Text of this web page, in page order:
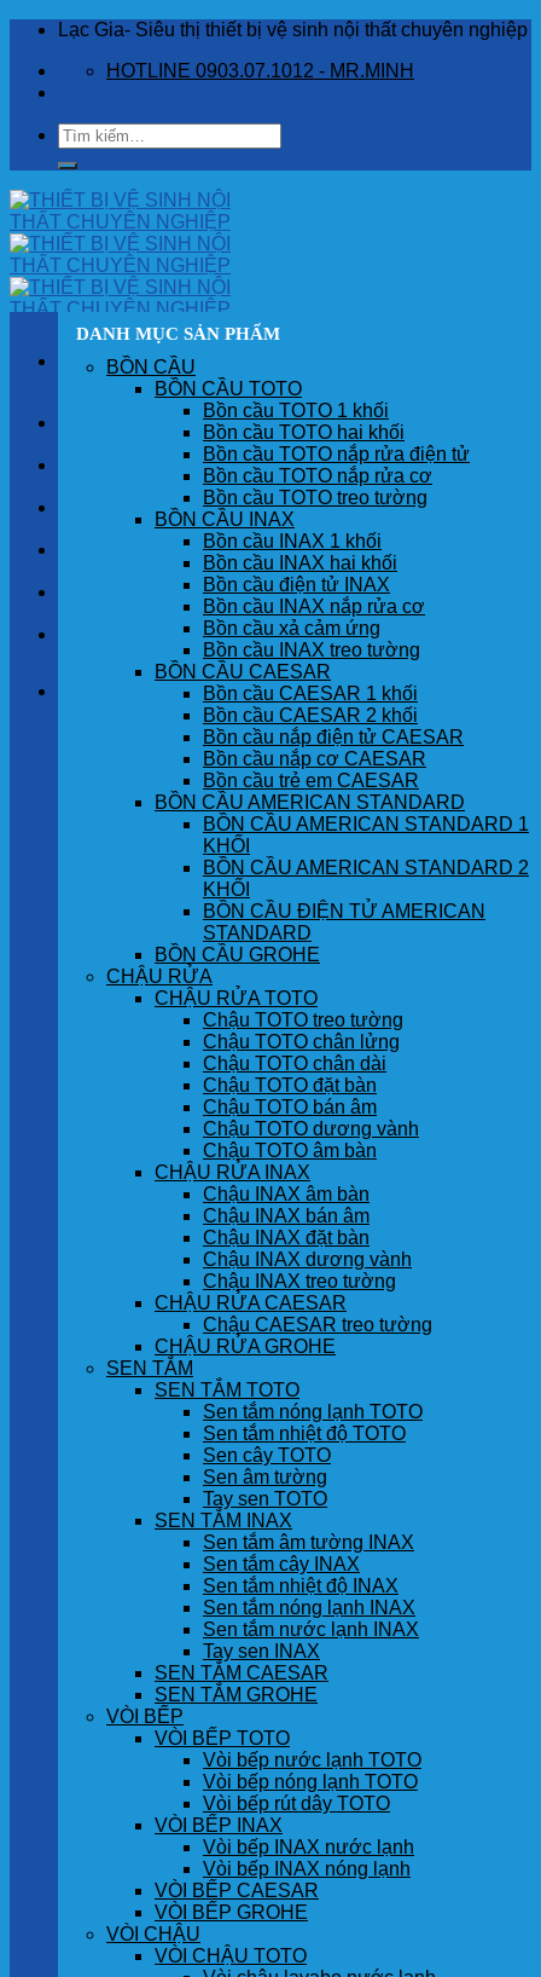
Skip
content
Lạc Gia- Siêu thị thiết bị vệ sinh nội thất chuyên nghiệp
HOTLINE 0903.07.1012 - MR.MINH
Tìm
kiếm:
SẢN PHẨM
GÓC KHÁCH HÀNG
Chưa có sản phẩm trong giỏ hàng.
DANH MỤC SẢN PHẨM
BỒN CẦU
BỒN CẦU TOTO
Bồn cầu TOTO 1 khối
Bồn cầu TOTO hai khối
Bồn cầu TOTO nắp rửa điện tử
Bồn cầu TOTO nắp rửa cơ
Bồn cầu TOTO treo tường
BỒN CẦU INAX
Bồn cầu INAX 1 khối
Bồn cầu INAX hai khối
Bồn cầu điện tử INAX
Bồn cầu INAX nắp rửa cơ
Bồn cầu xả cảm ứng
Bồn cầu INAX treo tường
BỒN CẦU CAESAR
Bồn cầu CAESAR 1 khối
Bồn cầu CAESAR 2 khối
Bồn cầu nắp điện tử CAESAR
Bồn cầu nắp cơ CAESAR
Bồn cầu trẻ em CAESAR
BỒN CẦU AMERICAN STANDARD
BỒN CẦU AMERICAN STANDARD 1
KHỐI
BỒN CẦU AMERICAN STANDARD 2
KHỐI
BỒN CẦU ĐIỆN TỬ AMERICAN
STANDARD
BỒN CẦU GROHE
CHẬU RỬA
CHẬU RỬA TOTO
Chậu TOTO treo tường
Chậu TOTO chân lửng
Chậu TOTO chân dài
Chậu TOTO đặt bàn
Chậu TOTO bán âm
Chậu TOTO dương vành
Chậu TOTO âm bàn
CHẬU RỬA INAX
Chậu INAX âm bàn
Chậu INAX bán âm
Chậu INAX đặt bàn
Chậu INAX dương vành
Chậu INAX treo tường
CHẬU RỬA CAESAR
Chậu CAESAR treo tường
CHẬU RỬA GROHE
SEN TẮM
SEN TẮM TOTO
Sen tắm nóng lạnh TOTO
Sen tắm nhiệt độ TOTO
Sen cây TOTO
Sen âm tường
Tay sen TOTO
SEN TẮM INAX
Sen tắm âm tường INAX
Sen tắm cây INAX
Sen tắm nhiệt độ INAX
Sen tắm nóng lạnh INAX
Sen tắm nước lạnh INAX
Tay sen INAX
SEN TẮM CAESAR
SEN TẮM GROHE
VÒI BẾP
VÒI BẾP TOTO
Vòi bếp nước lạnh TOTO
Vòi bếp nóng lạnh TOTO
Vòi bếp rút dây TOTO
VÒI BẾP INAX
Vòi bếp INAX nước lạnh
Vòi bếp INAX nóng lạnh
VÒI BẾP CAESAR
VÒI BẾP GROHE
VÒI CHẬU
VÒI CHẬU TOTO